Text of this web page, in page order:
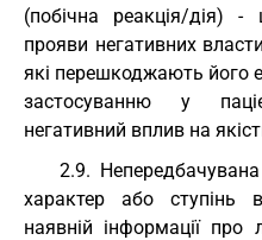
(побічна реакція/дія) -
прояви негативних
які перешкоджають його
застосуванню у
негативний вплив на
2.9.
характер або ступінь
наявній інформації про